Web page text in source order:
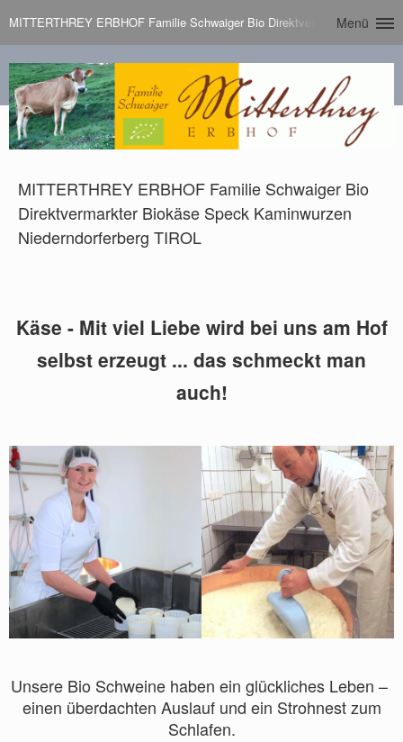
MITTERTHREY ERBHOF Familie Schwaiger Bio DirektvermarkterMenü
MITTERTHREY ERBHOF Familie Schwaiger Bio
Direktvermarkter Biokäse Speck Kaminwurzen
Niederndorferberg TIROL
Käse - Mit viel Liebe wird bei uns am Hof
selbst erzeugt ... das schmeckt man
auch!
Unsere Bio Schweine haben ein glückliches Leben –
einen überdachten Auslauf und ein Strohnest zum
Schlafen.